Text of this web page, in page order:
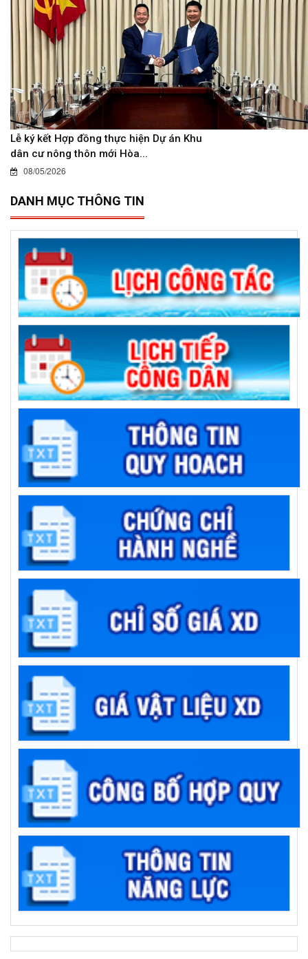
Lễ ký kết Hợp đồng thực hiện Dự án Khu
dân cư nông thôn mới Hòa...
08/05/2026
DANH MỤC THÔNG TIN